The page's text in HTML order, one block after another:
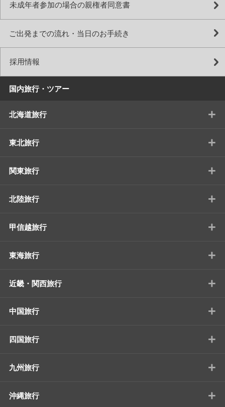
未成年者参加の場合の親権者同意書
ご出発までの流れ・当日のお手続き
採用情報
国内旅行・ツアー
北海道旅行 +
東北旅行 +
関東旅行 +
北陸旅行 +
甲信越旅行 +
東海旅行 +
近畿・関西旅行 +
中国旅行 +
四国旅行 +
九州旅行 +
沖縄旅行 +